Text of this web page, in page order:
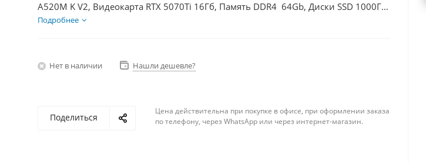
A520M K V2, Видеокарта RTX 5070Ti 16Гб, Память DDR4 64Gb, Диски SSD 1000Гб
+ HDD 2Тб, БП 750Вт
Подробнее
Нет в наличии Нашли дешевле?
Поделиться
Цена действительна при покупке в офисе, при оформлении заказа
по телефону, через WhatsApp или через интернет-магазин.